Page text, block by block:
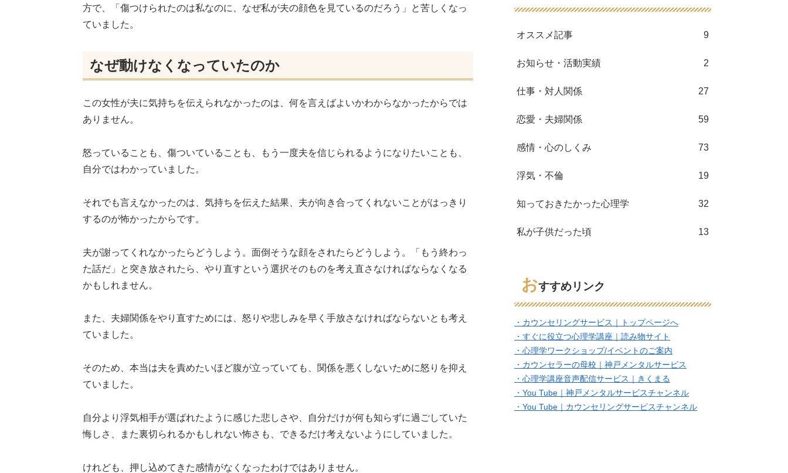
方で、「傷つけられたのは私なのに、なぜ私が夫の顔色を見ているのだろう」と苦しくなっ
ていました。
なぜ動けなくなっていたのか
この女性が夫に気持ちを伝えられなかったのは、何を言えばよいかわからなかったからでは
ありません。
怒っていることも、傷ついていることも、もう一度夫を信じられるようになりたいことも、
自分ではわかっていました。
それでも言えなかったのは、気持ちを伝えた結果、夫が向き合ってくれないことがはっきり
するのが怖かったからです。
夫が謝ってくれなかったらどうしよう。面倒そうな顔をされたらどうしよう。「もう終わっ
た話だ」と突き放されたら、やり直すという選択そのものを考え直さなければならなくなる
かもしれません。
また、夫婦関係をやり直すためには、怒りや悲しみを早く手放さなければならないとも考え
ていました。
そのため、本当は夫を責めたいほど腹が立っていても、関係を悪くしないために怒りを抑え
ていました。
自分より浮気相手が選ばれたように感じた悲しさや、自分だけが何も知らずに過ごしていた
悔しさ、また裏切られるかもしれない怖さも、できるだけ考えないようにしていました。
けれども、押し込めてきた感情がなくなったわけではありません。
オススメ記事 9
お知らせ・活動実績 2
仕事・対人関係 27
恋愛・夫婦関係 59
感情・心のしくみ 73
浮気・不倫 19
知っておきたかった心理学 32
私が子供だった頃 13
おすすめリンク
・カウンセリングサービス｜トップページへ
・すぐに役立つ心理学講座｜読み物サイト
・心理学ワークショップ/イベントのご案内
・カウンセラーの母校｜神戸メンタルサービス
・心理学講座音声配信サービス｜きくまる
・You Tube｜神戸メンタルサービスチャンネル
・You Tube｜カウンセリングサービスチャンネル